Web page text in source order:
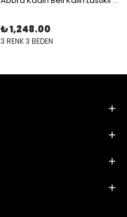
₺ 1,248.00
3 RENK 3 BEDEN